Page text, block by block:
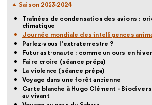
Saison 2023-2024
Traînées de condensation des avions :
climatique
Journée mondiale des intelligences
Parlez-vous l’extraterrestre ?
Futur astronaute : comme un ours en hiver
Faire croire (séance prépa)
La violence (séance prépa)
Voyage dans une forêt ancienne
Carte blanche à Hugo Clément -
au vivant